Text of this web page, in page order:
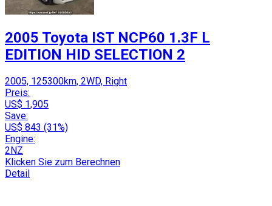
2005 Toyota IST NCP60 1.3F L
EDITION HID SELECTION 2
2005, 125300km, 2WD, Right
Preis:
US$ 1,905
Save:
US$ 843 (31%)
Engine:
2NZ
Klicken Sie zum Berechnen
Detail